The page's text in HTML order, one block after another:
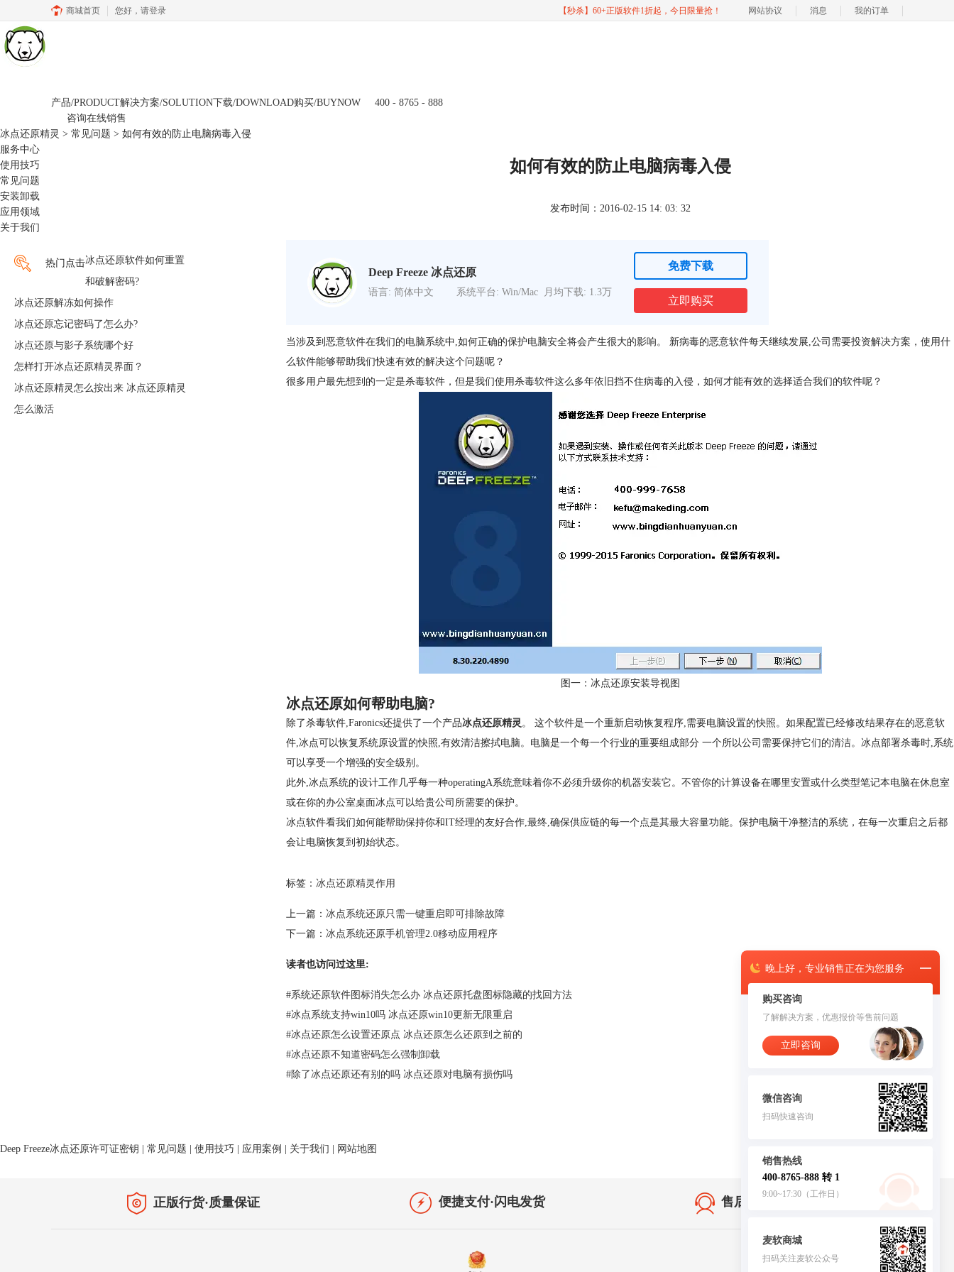
晚上好， 专业销售正在为您服务
购买咨询
了解解决方案，优惠报价等售前问题
立即咨询
微信咨询
扫码快速咨询
销售热线
400-8765-888 转 1
9:00~17:30（工作日）
麦软商城
扫码关注麦软公众号
客服
商城首页 您好， 请登录 【秒杀】60+正版软件1折起，今日限量抢！ 网站协议 消息 我的订单
产品/PRODUCT解决方案/SOLUTION下载/DOWNLOAD购买/BUYNOW
400 - 8765 - 888
咨询在线销售
冰点还原精灵 > 常见问题 > 如何有效的防止电脑病毒入侵
服务中心
使用技巧
常见问题
安装卸载
应用领域
关于我们
热门点击冰点还原软件如何重置
和破解密码?
冰点还原解冻如何操作
冰点还原忘记密码了怎么办?
冰点还原与影子系统哪个好
怎样打开冰点还原精灵界面？
冰点还原精灵怎么按出来 冰点还原精灵
怎么激活
如何有效的防止电脑病毒入侵
发布时间：2016-02-15 14: 03: 32
Deep Freeze 冰点还原
语言: 简体中文 系统平台: Win/Mac 月均下载: 1.3万
免费下载
立即购买
当涉及到恶意软件在我们的电脑系统中,如何正确的保护电脑安全将会产生很大的影响。 新病毒的恶意软件每天继续发展,公司需要投资解决方案，使用什
么软件能够帮助我们快速有效的解决这个问题呢？
很多用户最先想到的一定是杀毒软件，但是我们使用杀毒软件这么多年依旧挡不住病毒的入侵，如何才能有效的选择适合我们的软件呢？
图一：冰点还原安装导视图
冰点还原如何帮助电脑?
除了杀毒软件,Faronics还提供了一个产品冰点还原精灵 。 这个软件是一个重新启动恢复程序,需要电脑设置的快照。如果配置已经修改结果存在的恶意软
件,冰点可以恢复系统原设置的快照,有效清洁擦拭电脑。电脑是一个每一个行业的重要组成部分 一个所以公司需要保持它们的清洁。冰点部署杀毒时,系统
可以享受一个增强的安全级别。
此外,冰点系统的设计工作几乎每一种operatingA系统意味着你不必须升级你的机器安装它。不管你的计算设备在哪里安置或什么类型笔记本电脑在休息室
或在你的办公室桌面冰点可以给贵公司所需要的保护。
冰点软件看我们如何能帮助保持你和IT经理的友好合作,最终,确保供应链的每一个点是其最大容量功能。保护电脑干净整洁的系统，在每一次重启之后都
会让电脑恢复到初始状态。
标签：冰点还原精灵作用
上一篇：冰点系统还原只需一键重启即可排除故障
下一篇：冰点系统还原手机管理2.0移动应用程序
读者也访问过这里:
#系统还原软件图标消失怎么办 冰点还原托盘图标隐藏的找回方法
#冰点系统支持win10吗 冰点还原win10更新无限重启
#冰点还原怎么设置还原点 冰点还原怎么还原到之前的
#冰点还原不知道密码怎么强制卸载
#除了冰点还原还有别的吗 冰点还原对电脑有损伤吗
Deep Freeze冰点还原许可证密钥 常见问题 使用技巧 应用案例 关于我们 网站地图
正版行货·质量保证 便捷支付·闪电发货 售后无忧·服务保障